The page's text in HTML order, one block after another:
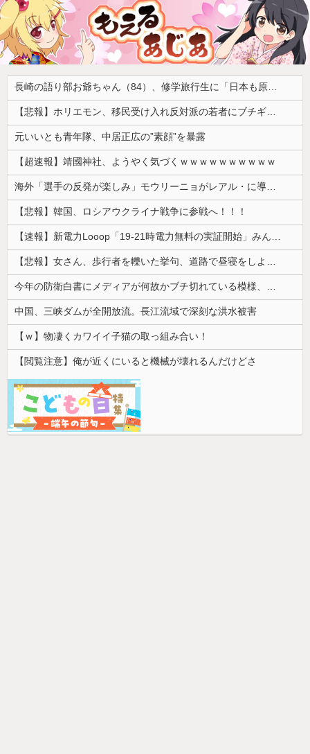
長崎の語り部お爺ちゃん（84）、修学旅行生に「日本も原爆を持たないと負ける」と言われびっくり！ 被団協代表（85）も中学生に「核を持たないで日本を守れますか」と問われ危機感
【悲報】ホリエモン、移民受け入れ反対派の若者にブチギレ「差別するなんて最低だ！」 → スタジオ誰も反論できず沈黙 ………
元いいとも青年隊、中居正広の”素顔”を暴露
【超速報】靖國神社、ようやく気づくｗｗｗｗｗｗｗｗｗｗ
海外「選手の反発が楽しみ」モウリーニョがレアル・に導入した新ルール（海外の反応）
【悲報】韓国、ロシアウクライナ戦争に参戦へ！！！
【速報】新電力Looop「19-21時電力無料の実証開始」みんなこれにするじゃん、電力会社の勢力図が変わるか
【悲報】女さん、歩行者を轢いた挙句、道路で昼寝をしようとしてしまう
今年の防衛白書にメディアが何故かブチ切れている模様、躍起になって批判するも逆に有権者からは……
中国、三峡ダムが全開放流。長江流域で深刻な洪水被害
【ｗ】物凄くカワイイ子猫の取っ組み合い！
【閲覧注意】俺が近くにいると機械が壊れるんだけどさ